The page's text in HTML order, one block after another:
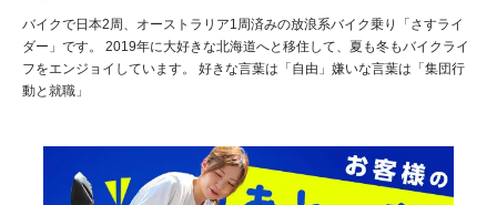
バイクで日本2周、オーストラリア1周済みの放浪系バイク乗り「さすライ
ダー」です。 2019年に大好きな北海道へと移住して、夏も冬もバイクライ
フをエンジョイしています。 好きな言葉は「自由」嫌いな言葉は「集団行
動と就職」